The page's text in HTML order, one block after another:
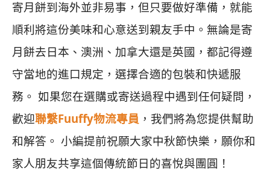
寄月餅到海外並非易事，但只要做好準備，就能
順利將這份美味和心意送到親友手中。無論是寄
月餅去日本、澳洲、加拿大還是英國，都記得遵
守當地的進口規定，選擇合適的包裝和快遞服
務。 如果您在選購或寄送過程中遇到任何疑問，
歡迎聯繫Fuuffy物流專員 ，我們將為您提供幫助
和解答。 小編提前祝願大家中秋節快樂，願你和
家人朋友共享這個傳統節日的喜悅與團圓！